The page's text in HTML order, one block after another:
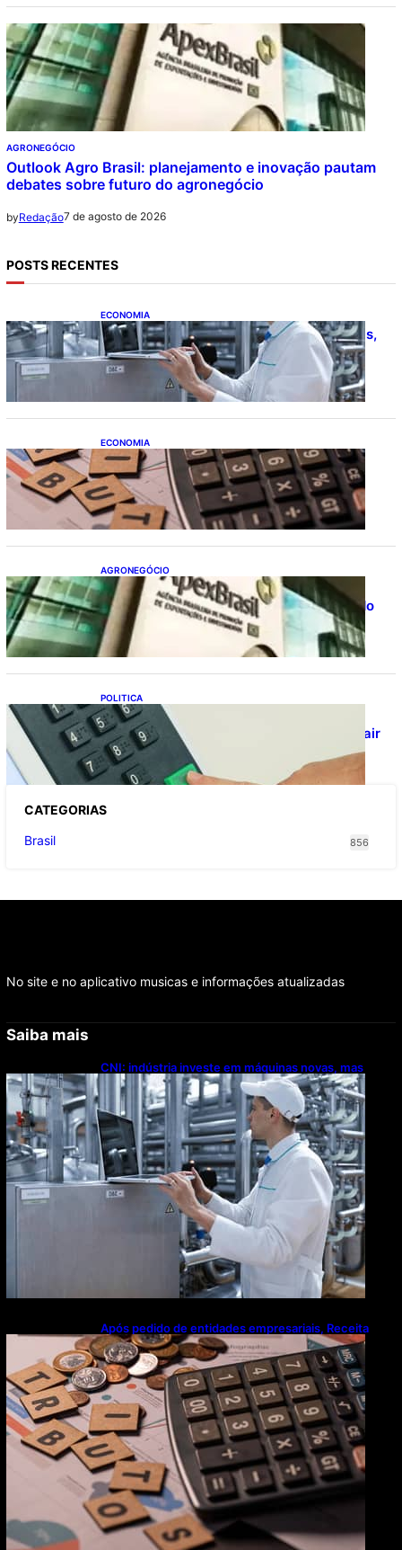
AGRONEGÓCIO
Outlook Agro Brasil: planejamento e inovação pautam
debates sobre futuro do agronegócio
byRedação7 de agosto de 2026
POSTS RECENTES
ECONOMIA
CNI: indústria investe em máquinas novas,
mas modernização tecnológica avança
lentamente
ECONOMIA
Após pedido de entidades empresariais,
Receita flexibiliza regras da Reforma
Tributária
AGRONEGÓCIO
Outlook Agro Brasil: planejamento e
inovação pautam debates sobre futuro do
agronegócio
POLITICA
Viracasacas? Em 2022, 259 municípios
votaram mais em Lula no 1º turno e em Jair
no 2º
CATEGORIAS
Brasil
856
No site e no aplicativo musicas e informações atualizadas
Saiba mais
CNI: indústria investe em máquinas novas, mas
modernização tecnológica avança lentamente
Após pedido de entidades empresariais, Receita
flexibiliza regras da Reforma Tributária